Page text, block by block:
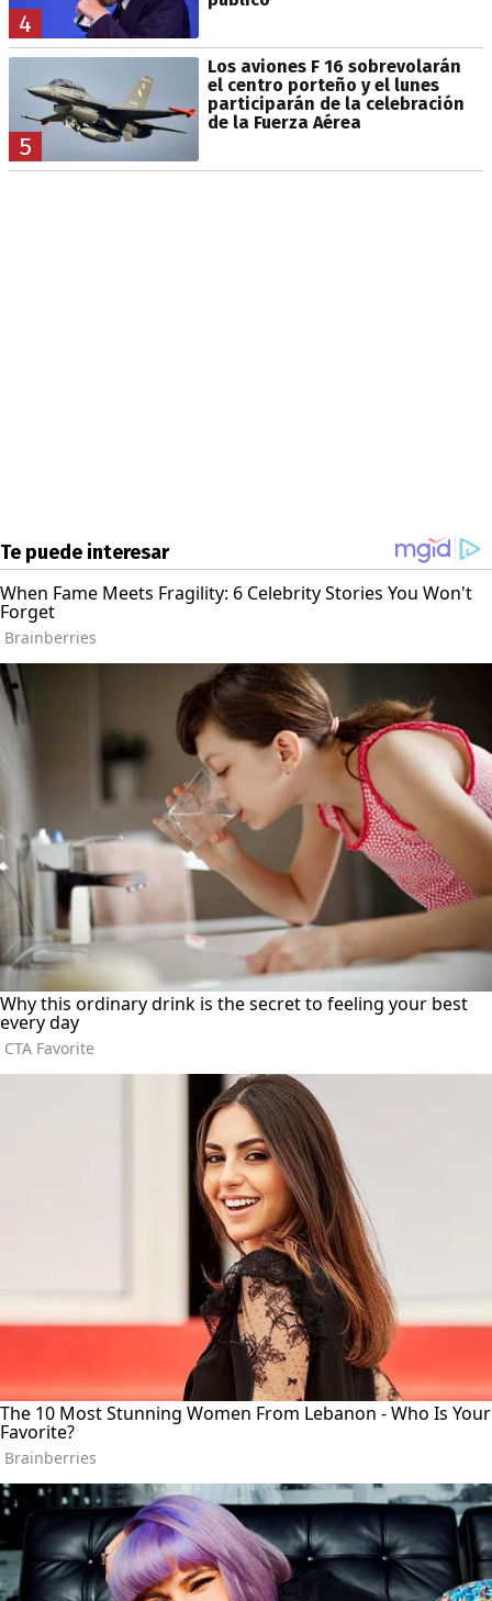
4
5
Los aviones F 16 sobrevolarán
el centro porteño y el lunes
participarán de la celebración
de la Fuerza Aérea